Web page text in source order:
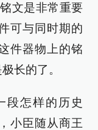
文是非常重要
可与同时期的
件器物上的铭
长的了。
段怎样的历史
小臣随从商王